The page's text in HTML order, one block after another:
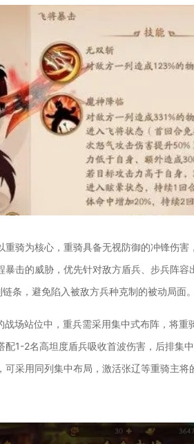
骑为核心，重骑具备无视防御的冲锋伤害
击的威胁，优先针对敌方盾兵、步兵阵
条，避免陷入被敌方兵种克制的被动局面。
场站位中，重兵需采用集中式布阵，将重
1-2名高坦度盾兵吸收首波伤害，后排集
采用同列集中布局，激活张辽等重骑主将